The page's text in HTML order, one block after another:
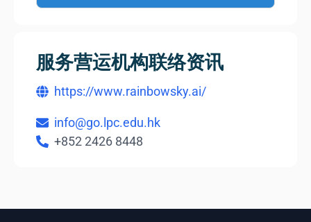
服务营运机构联络资讯
https://www.rainbowsky.ai/
info@go.lpc.edu.hk
+852 2426 8448